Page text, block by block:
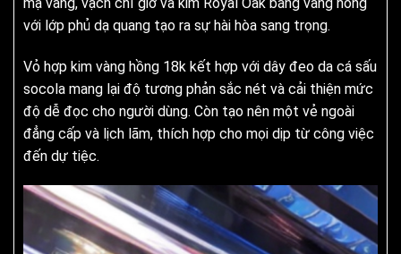
với lớp phủ dạ quang tạo ra sự hài hòa sang trọng.
Vỏ hợp kim vàng hồng 18k kết hợp với dây đeo da cá sấu
socola mang lại độ tương phản sắc nét và cải thiện mức
độ dễ đọc cho người dùng. Còn tạo nên một vẻ ngoài
đẳng cấp và lịch lãm, thích hợp cho mọi dịp từ công việc
đến dự tiệc.